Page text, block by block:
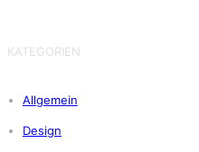
KATEGORIEN
Allgemein
Design